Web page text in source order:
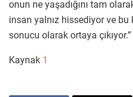
onun ne yaşadığını tam
insan yalnız hissediyor ve bu
sonucu olarak ortaya çıkıyor.”
Kaynak 1